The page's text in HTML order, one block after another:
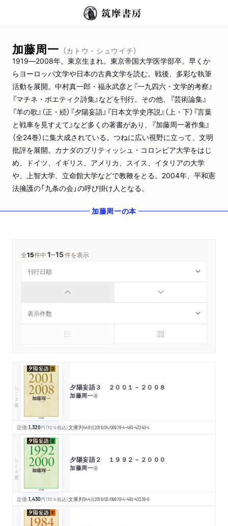
加藤周一 （カトウ・シュウイチ）
1919―2008年。東京生まれ。東京帝国大学医学部卒。早くか
らヨーロッパ文学や日本の古典文学を読む。戦後、多彩な執筆
活動を展開。中村真一郎・福永武彦と『一九四六・文学的考察』
『マチネ・ポエティク詩集』などを刊行。その他、『芸術論集』
『羊の歌』（正・続）『夕陽妄語』『日本文学史序説』（上・下）『言葉
と戦車を見すえて』など多くの著書があり、『加藤周一著作集』
（全24巻）に集大成されている。つねに広い視野に立って、文明
批評を展開。カナダのブリティッシュ・コロンビア大学をはじ
め、ドイツ、イギリス、アメリカ、スイス、イタリアの大学
や、上智大学、立命館大学などで教鞭をとる。2004年、平和憲
法擁護の「九条の会」の呼び掛け人となる。
加藤周一の本
全15件中1─15件を表示
ちくま文庫 夕陽妄語３ ２００１－２００８
加藤周一著
定価:1,320円 （10％税込）文庫判448頁2016/04/06978-4-480-43340-4
ちくま文庫 夕陽妄語２ １９９２－２０００
加藤周一著
定価:1,430円 （10％税込）文庫判544頁2016/03/09978-4-480-43339-8